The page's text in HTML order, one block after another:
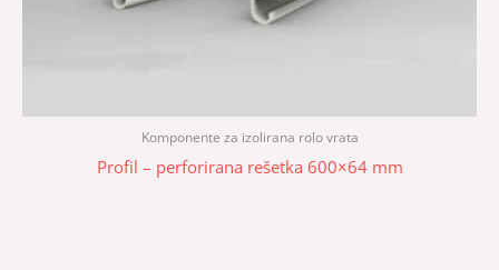
Komponente za izolirana rolo vrata
Profil – perforirana rešetka 600×64 mm